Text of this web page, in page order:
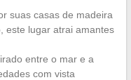
suas casas de madeira
este lugar atrai amantes
entre o mar e a
com vista